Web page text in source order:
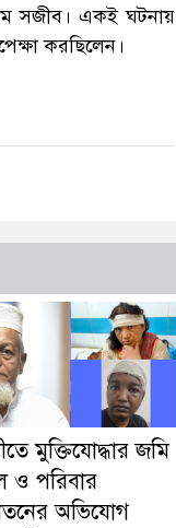
সজীব। একই ঘটনায়
করছিলেন।
মুক্তিযোদ্ধার জমি
ও পরিবার
অভিযোগ